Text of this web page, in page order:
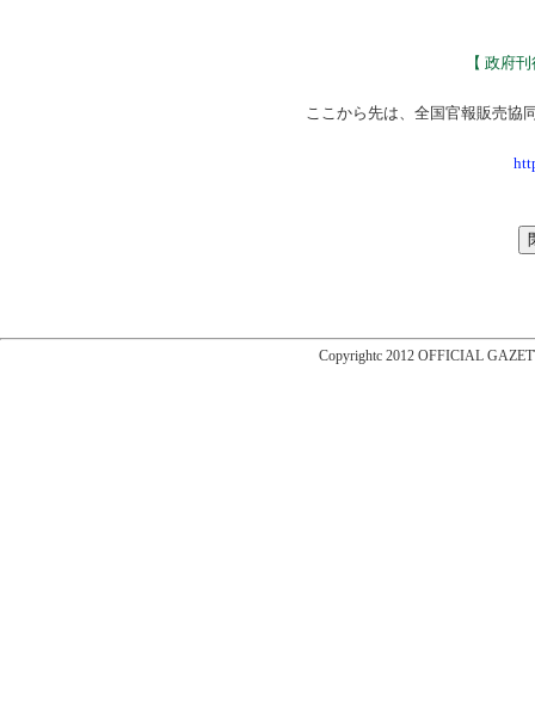
【 政府
ここから先は、全国官報販売協
Copyrightc 2012 OFFICIAL